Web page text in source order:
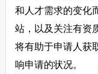
和人才需求的变化
站，以及关注有资
将有助于申请人获
响申请的状况。